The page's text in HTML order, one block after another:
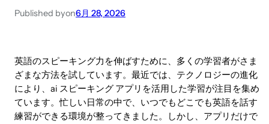
Published byon6月 28, 2026
英語のスピーキング力を伸ばすために、多くの学習者がさま
ざまな方法を試しています。最近では、テクノロジーの進化
により、ai スピーキング アプリを活用した学習が注目を集め
ています。忙しい日常の中で、いつでもどこでも英語を話す
練習ができる環境が整ってきました。しかし、アプリだけで